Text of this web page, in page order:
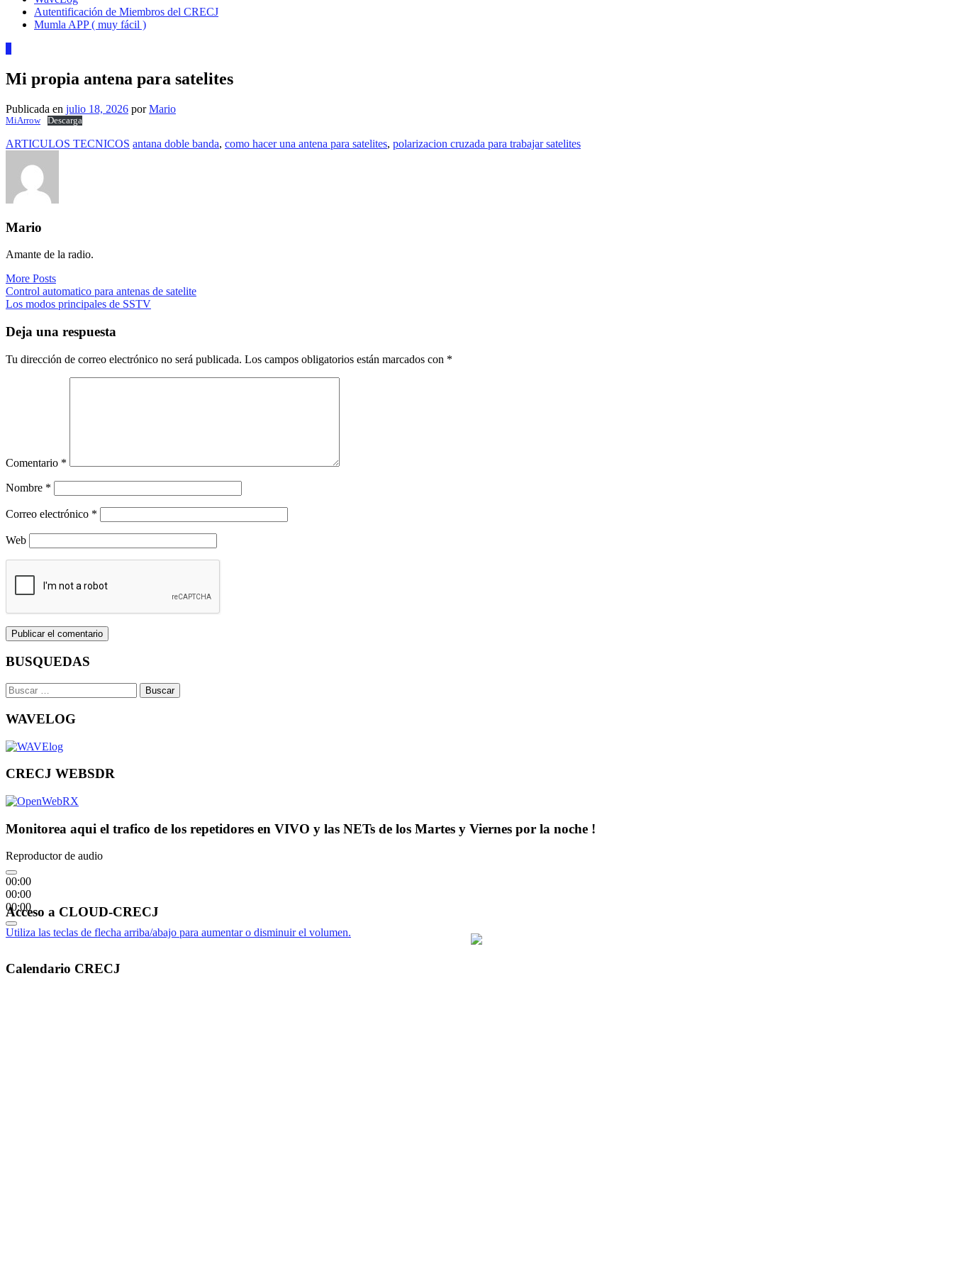
Autentificación de Miembros del CRECJ
Mumla APP ( muy fácil )
Mi propia antena para satelites
Publicada en julio 18, 2026 porMario
MiArrow Descarga
ARTICULOS TECNICOS antana doble banda, como hacer una antena para satelites, polarizacion cruzada para trabajar satelites
Mario
Amante de la radio.
More Posts
Navegación
de
entradas
Control automatico para antenas de satelite
Los modos principales de SSTV
Deja una respuesta
Tu dirección de correo electrónico no será publicada. Los campos obligatorios están marcados con *
Comentario *
Nombre *
Correo electrónico *
Web
BUSQUEDAS
Buscar:
WAVELOG
CRECJ WEBSDR
Monitorea aqui el trafico de los repetidores en VIVO y las NETs de los Martes y Viernes por la noche !
Reproductor de audio
00:00
00:00
00:00
Utiliza las teclas de flecha arriba/abajo para aumentar o disminuir el volumen.
Acceso a CLOUD-CRECJ
Calendario CRECJ